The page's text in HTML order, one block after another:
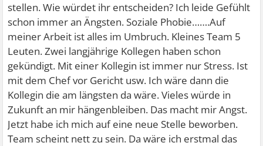
stellen. Wie würdet ihr entscheiden? Ich leide Gefühlt
schon immer an Ängsten. Soziale Phobie…….Auf
meiner Arbeit ist alles im Umbruch. Kleines Team 5
Leuten. Zwei langjährige Kollegen haben schon
gekündigt. Mit einer Kollegin ist immer nur Stress. Ist
mit dem Chef vor Gericht usw. Ich wäre dann die
Kollegin die am längsten da wäre. Vieles würde in
Zukunft an mir hängenbleiben. Das macht mir Angst.
Jetzt habe ich mich auf eine neue Stelle beworben.
Team scheint nett zu sein. Da wäre ich erstmal das